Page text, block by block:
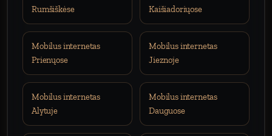
Rumšiškėse
Kaišiadoriųose
Mobilus internetas
Prienųose
Mobilus internetas
Jieznoje
Mobilus internetas
Alytuje
Mobilus internetas
Dauguose